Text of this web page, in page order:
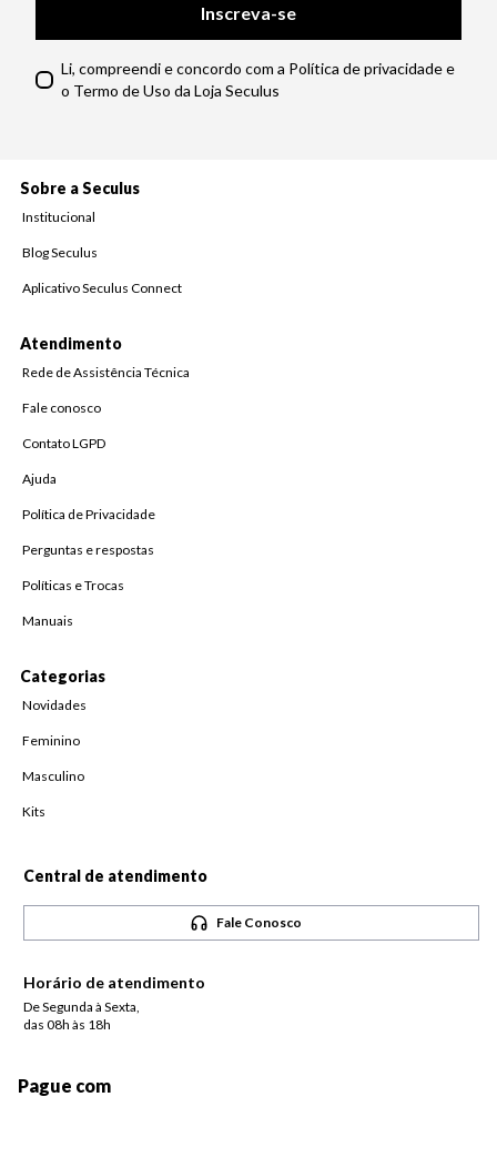
Inscreva-se
Li, compreendi e concordo com a Política de privacidade e
o Termo de Uso da Loja Seculus
Sobre a Seculus
Institucional
Blog Seculus
Aplicativo Seculus Connect
Atendimento
Rede de Assistência Técnica
Fale conosco
Contato LGPD
Ajuda
Política de Privacidade
Perguntas e respostas
Políticas e Trocas
Manuais
Categorias
Novidades
Feminino
Masculino
Kits
Central de atendimento
Fale Conosco
Horário de atendimento
De Segunda à Sexta,
das 08h às 18h
Pague com